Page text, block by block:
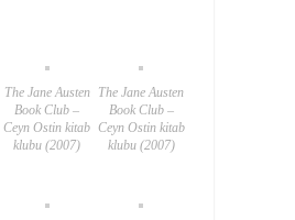
The Jane Austen
Book Club –
Ceyn Ostin kitab
klubu (2007)
The Jane Austen
Book Club –
Ceyn Ostin kitab
klubu (2007)